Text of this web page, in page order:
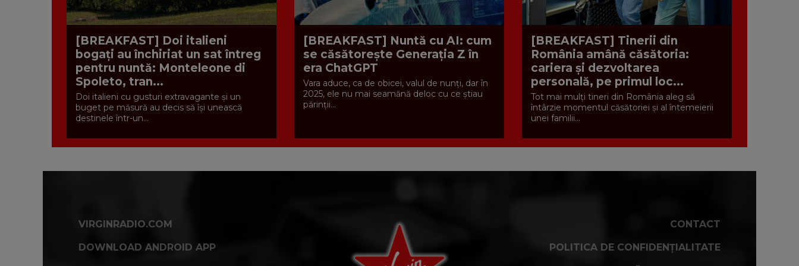
[BREAKFAST] Doi italieni
bogați au închiriat un sat întreg
pentru nuntă: Monteleone di
Spoleto, tran...
Doi italieni cu gusturi extravagante și un
buget pe măsură au decis să își unească
destinele într-un...
[BREAKFAST] Nuntă cu AI: cum
se căsătorește Generația Z în
era ChatGPT
Vara aduce, ca de obicei, valul de nunți, dar în
2025, ele nu mai seamănă deloc cu ce știau
părinții...
[BREAKFAST] Tinerii din
România amână căsătoria:
cariera și dezvoltarea
personală, pe primul loc...
Tot mai mulți tineri din România aleg să
întârzie momentul căsătoriei și al întemeierii
unei familii...
VIRGINRADIO.COM
DOWNLOAD ANDROID APP
CONTACT
POLITICA DE CONFIDENȚIALITATE